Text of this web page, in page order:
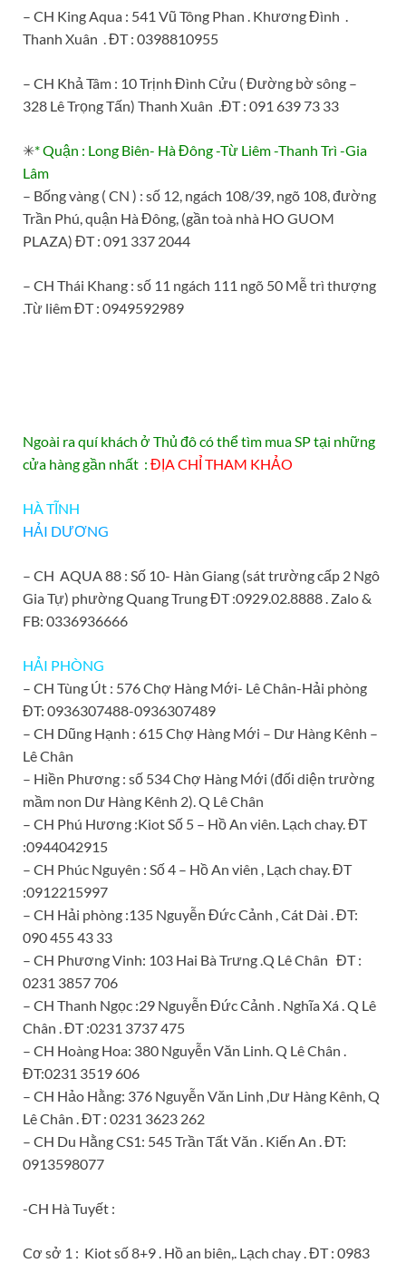
– CH King Aqua : 541 Vũ Tông Phan . Khương Đình .
Thanh Xuân . ĐT : 0398810955
– CH Khả Tâm : 10 Trịnh Đình Cửu ( Đường bờ sông –
328 Lê Trọng Tấn) Thanh Xuân .ĐT : 091 639 73 33
✳* Quận : Long Biên- Hà Đông -Từ Liêm -Thanh Trì -Gia
Lâm
– Bống vàng ( CN ) : số 12, ngách 108/39, ngõ 108, đường
Trần Phú, quận Hà Đông, (gần toà nhà HO GUOM
PLAZA) ĐT : 091 337 2044
– CH Thái Khang : số 11 ngách 111 ngõ 50 Mễ trì thượng
.Từ liêm ĐT : 0949592989
Ngoài ra quí khách ở Thủ đô có thể tìm mua SP tại những
cửa hàng gần nhất : ĐỊA CHỈ THAM KHẢO
HÀ TĨNH
HẢI DƯƠNG
– CH AQUA 88 : Số 10- Hàn Giang (sát trường cấp 2 Ngô
Gia Tự) phường Quang Trung ĐT :0929.02.8888 . Zalo &
FB: 0336936666
HẢI PHÒNG
– CH Tùng Út : 576 Chợ Hàng Mới- Lê Chân-Hải phòng
ĐT: 0936307488-0936307489
– CH Dũng Hạnh : 615 Chợ Hàng Mới – Dư Hàng Kênh –
Lê Chân
– Hiền Phương : số 534 Chợ Hàng Mới (đối diện trường
mầm non Dư Hàng Kênh 2). Q Lê Chân
– CH Phú Hương :Kiot Số 5 – Hồ An viên. Lạch chay. ĐT
:0944042915
– CH Phúc Nguyên : Số 4 – Hồ An viên , Lạch chay. ĐT
:0912215997
– CH Hải phòng :135 Nguyễn Đức Cảnh , Cát Dài . ĐT:
090 455 43 33
– CH Phương Vinh: 103 Hai Bà Trưng .Q Lê Chân ‎ ĐT :
0231 3857 706
– CH Thanh Ngọc :29 Nguyễn Đức Cảnh . Nghĩa Xá . Q Lê
Chân . ĐT :‎0231 3737 475
– CH Hoàng Hoa: 380 Nguyễn Văn Linh. Q Lê Chân .
ĐT:0231 3519 606
– CH Hảo Hằng: 376 Nguyễn Văn Linh ,Dư Hàng Kênh, Q
Lê Chân . ĐT : ‎0231 3623 262
– CH Du Hằng CS1: 545 Trần Tất Văn . Kiến An . ĐT:
0913598077
-CH Hà Tuyết :
Cơ sở 1 : Kiot số 8+9 . Hồ an biên,. Lạch chay . ĐT : 0983